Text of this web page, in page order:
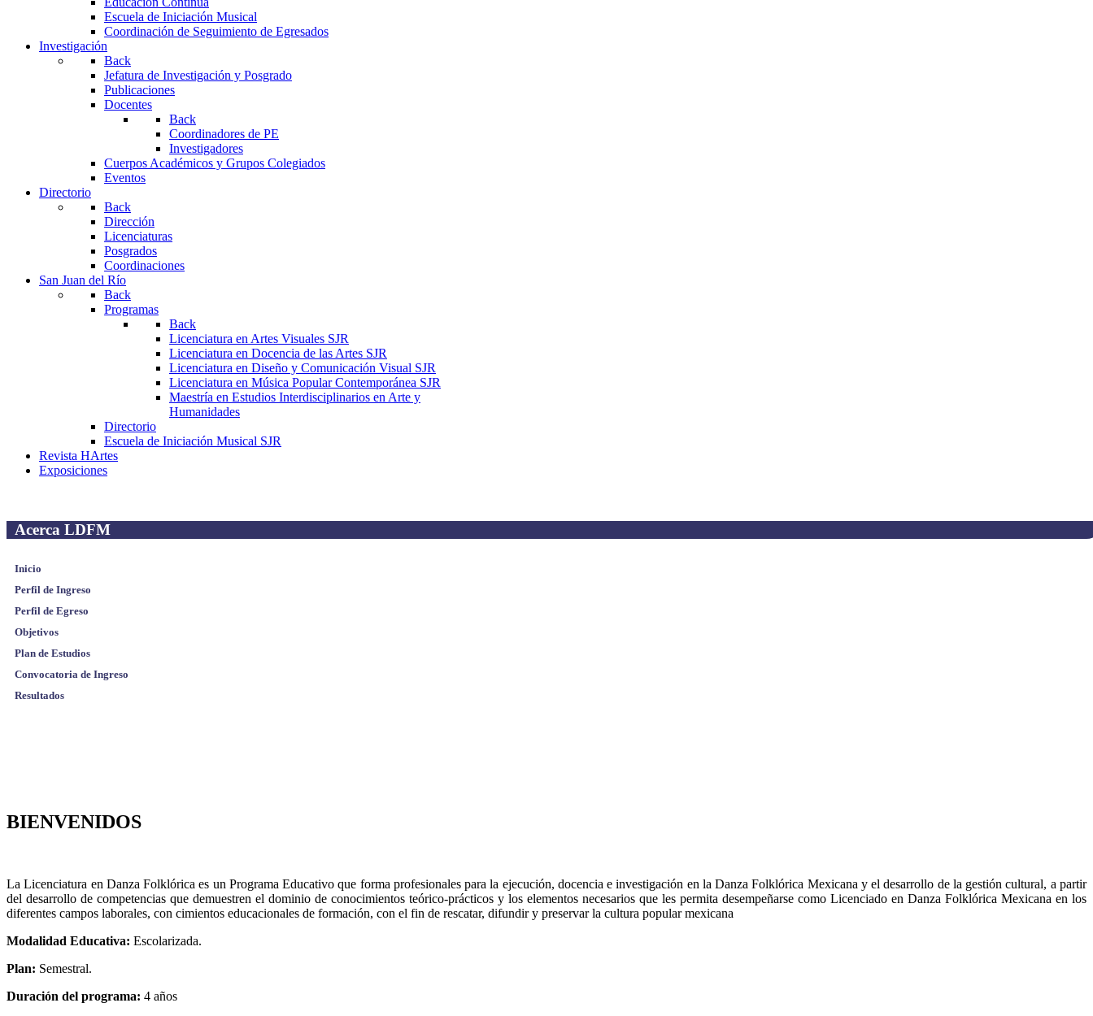
Escuela de Iniciación Musical
Coordinación de Seguimiento de Egresados
Investigación
Back
Jefatura de Investigación y Posgrado
Publicaciones
Docentes
Back
Coordinadores de PE
Investigadores
Cuerpos Académicos y Grupos Colegiados
Eventos
Directorio
Back
Dirección
Licenciaturas
Posgrados
Coordinaciones
San Juan del Río
Back
Programas
Back
Licenciatura en Artes Visuales SJR
Licenciatura en Docencia de las Artes SJR
Licenciatura en Diseño y Comunicación Visual SJR
Licenciatura en Música Popular Contemporánea SJR
Maestría en Estudios Interdisciplinarios en Arte y
Humanidades
Directorio
Escuela de Iniciación Musical SJR
Revista HArtes
Exposiciones
Acerca LDFM
Inicio
Perfil de Ingreso
Perfil de Egreso
Objetivos
Plan de Estudios
Convocatoria de Ingreso
Resultados
BIENVENIDOS
La Licenciatura en Danza Folklórica es un Programa Educativo que forma profesionales para la ejecución, docencia e investigación en la Danza Folklórica Mexicana y el desarrollo de la gestión cultural, a partir
del desarrollo de competencias que demuestren el dominio de conocimientos teórico-prácticos y los elementos necesarios que les permita desempeñarse como Licenciado en Danza Folklórica Mexicana en los
diferentes campos laborales, con cimientos educacionales de formación, con el fin de rescatar, difundir y preservar la cultura popular mexicana
Modalidad Educativa: Escolarizada.
Plan: Semestral.
Duración del programa: 4 años